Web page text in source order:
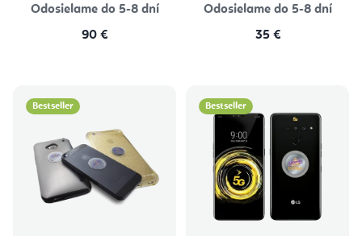
Odosielame do 5-8 dní
90 €
Odosielame do 5-8 dní
35 €
Bestseller Bestseller